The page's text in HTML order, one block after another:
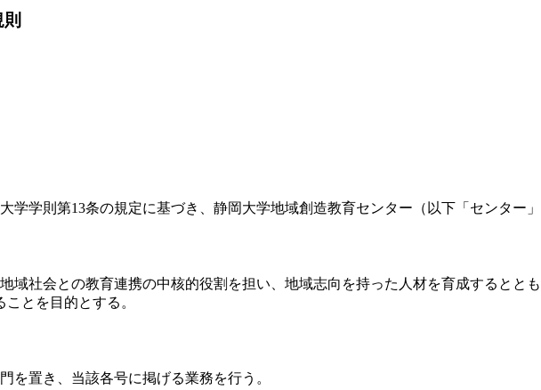
学則第13条の規定に基づき、静岡大学地域創造教育センター（以下「センター
社会との教育連携の中核的役割を担い、地域志向を持った人材を育成するとと
とを目的とする。
置き、当該各号に掲げる業務を行う。